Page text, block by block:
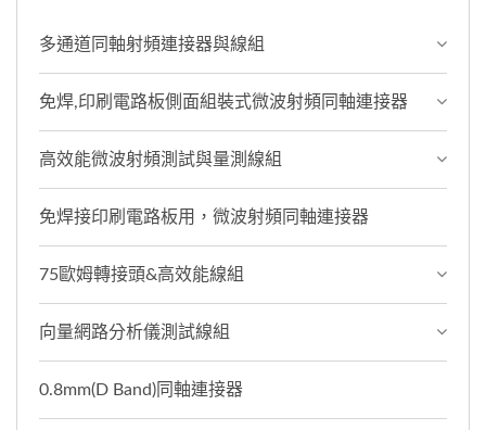
多通道同軸射頻連接器與線組
免焊,印刷電路板側面組裝式微波射頻同軸連接器
高效能微波射頻測試與量測線組
免焊接印刷電路板用，微波射頻同軸連接器
75歐姆轉接頭&高效能線組
向量網路分析儀測試線組
0.8mm(D Band)同軸連接器